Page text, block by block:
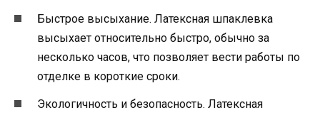
Быстрое высыхание. Латексная шпаклевка
высыхает относительно быстро, обычно за
несколько часов, что позволяет вести работы по
отделке в короткие сроки.
Экологичность и безопасность. Латексная